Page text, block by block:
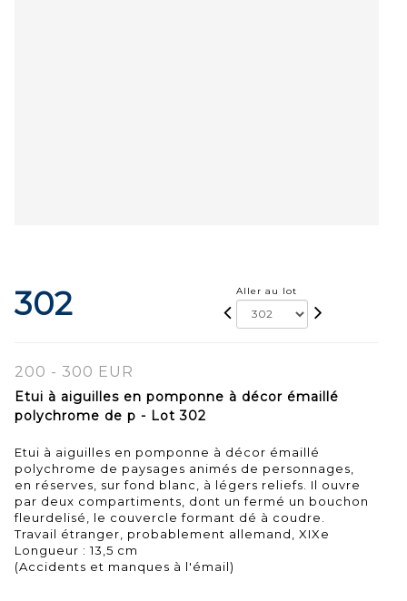
302 Aller au lot
200 - 300 EUR
Etui à aiguilles en pomponne à décor émaillé
polychrome de p - Lot 302
Etui à aiguilles en pomponne à décor émaillé
polychrome de paysages animés de personnages,
en réserves, sur fond blanc, à légers reliefs. Il ouvre
par deux compartiments, dont un fermé un bouchon
fleurdelisé, le couvercle formant dé à coudre.
Travail étranger, probablement allemand, XIXe
Longueur : 13,5 cm
(Accidents et manques à l'émail)